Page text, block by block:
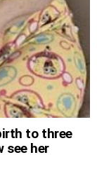
to three
see her